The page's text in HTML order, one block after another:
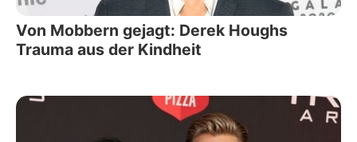
Von Mobbern gejagt: Derek Houghs
Trauma aus der Kindheit